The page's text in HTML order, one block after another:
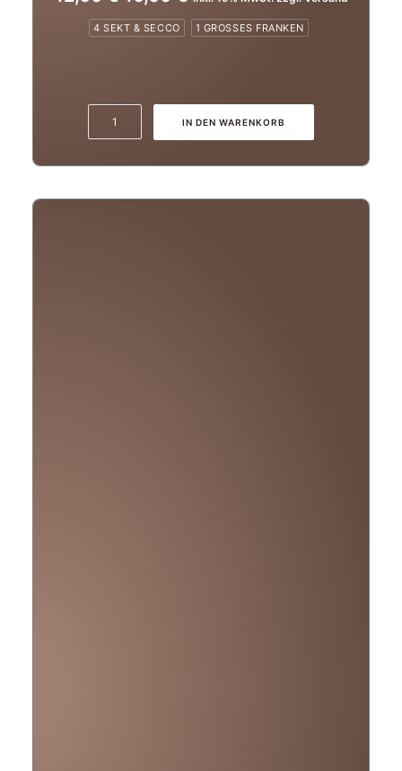
Preis
war:
Preis
ist:
4 SEKT & SECCO 1 GROSSES FRANKEN
Pinot
Rosé
IN DEN WARENKORB